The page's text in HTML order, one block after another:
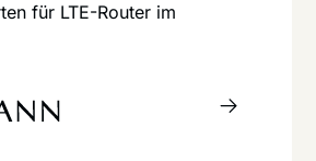
für LTE-Router im